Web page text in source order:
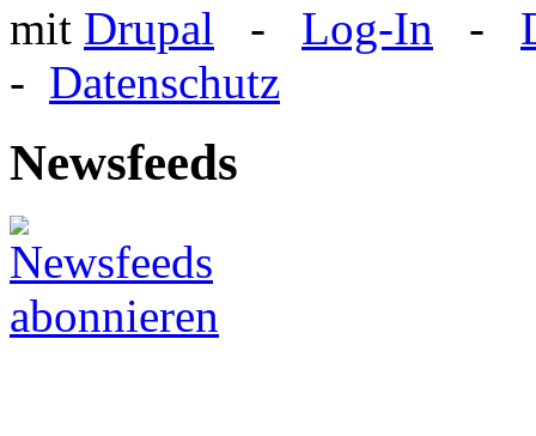
mit Drupal - Log-In -
- Datenschutz
Newsfeeds